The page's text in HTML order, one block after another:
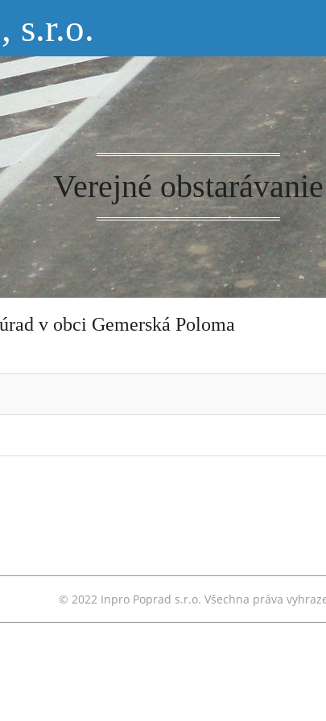
s.r.o.
Verejné obstarávanie
v obci Gemerská Poloma
© 2022 Inpro Poprad s.r.o. Všechna práva